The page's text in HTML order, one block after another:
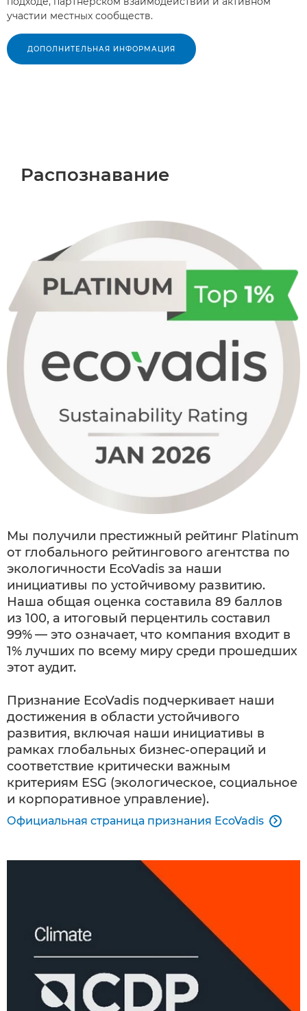
участии местных сообществ.
ДОПОЛНИТЕЛЬНАЯ ИНФОРМАЦИЯ
Распознавание
Мы получили престижный рейтинг Platinum
от глобального рейтингового агентства по
экологичности EcoVadis за наши
инициативы по устойчивому развитию.
Наша общая оценка составила 89 баллов
из 100, а итоговый перцентиль составил
99%— это означает, что компания входит в
1% лучших по всему миру среди прошедших
этот аудит.
Признание EcoVadis подчеркивает наши
достижения в области устойчивого
развития, включая наши инициативы в
рамках глобальных бизнес-операций и
соответствие критически важным
критериям ESG (экологическое, социальное
и корпоративное управление).
Официальная страница признания EcoVadis 